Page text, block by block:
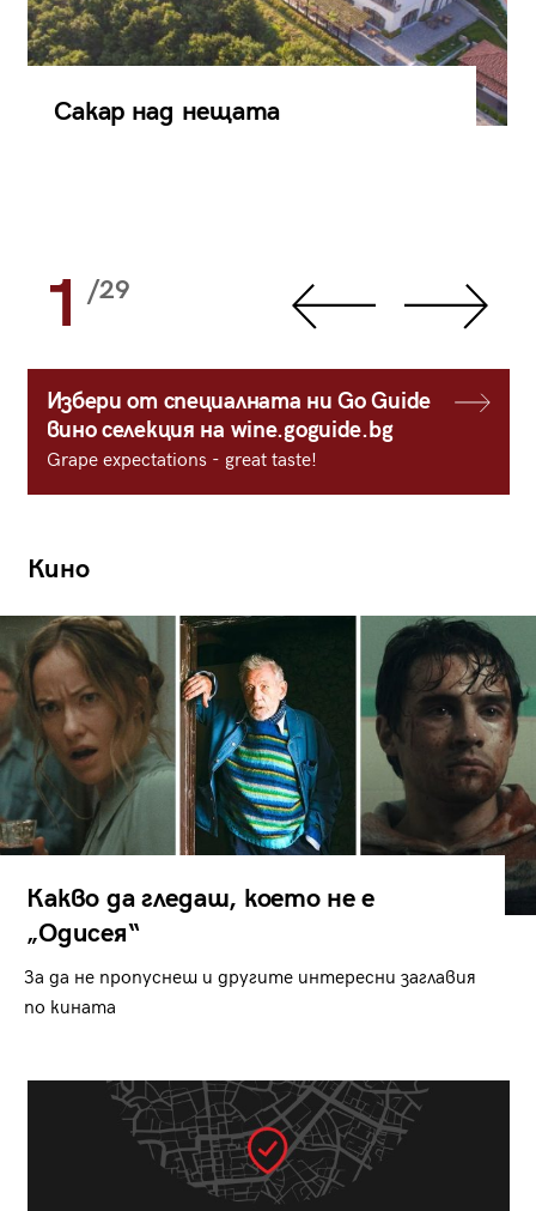
Сакар над нещата
1 /29
Избери от специалната ни Go Guide
вино селекция на wine.goguide.bg
Grape expectations - great taste!
Кино
Какво да гледаш, което не е
„Одисея“
За да не пропуснеш и другите интересни заглавия
по кината